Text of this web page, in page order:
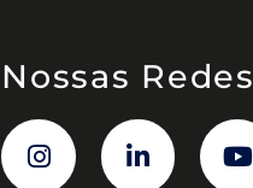
Nossas Redes